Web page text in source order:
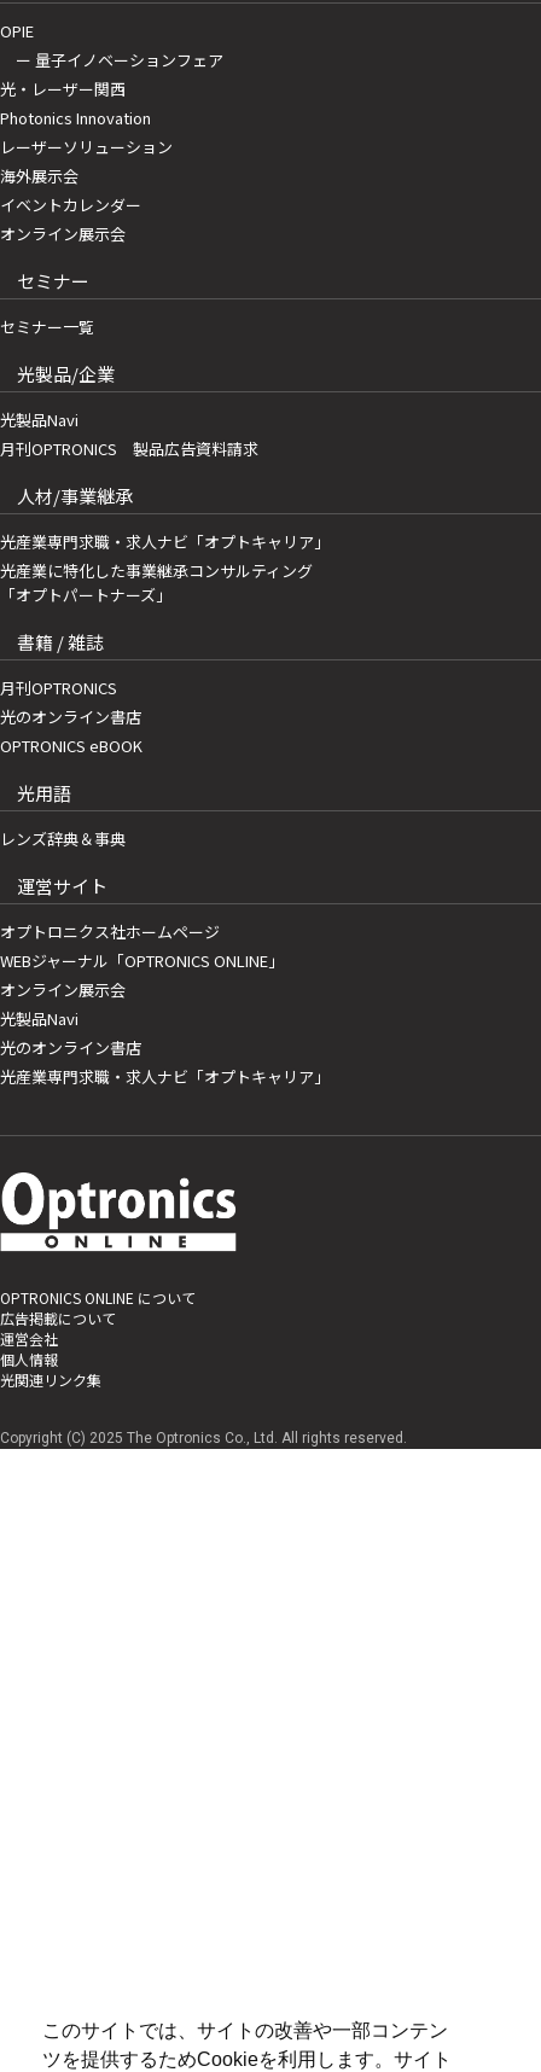
このサイトでは、サイトの改善や一部コンテン
ツを提供するためCookieを利用します。サイト
OPIE
ー 量子イノベーションフェア
光・レーザー関西
Photonics Innovation
レーザーソリューション
海外展示会
イベントカレンダー
オンライン展示会
セミナー
セミナー一覧
光製品/企業
光製品Navi
月刊OPTRONICS 製品広告資料請求
人材/事業継承
光産業専門求職・求人ナビ「オプトキャリア」
光産業に特化した事業継承コンサルティング
「オプトパートナーズ」
書籍 / 雑誌
月刊OPTRONICS
光のオンライン書店
OPTRONICS eBOOK
光用語
レンズ辞典＆事典
運営サイト
オプトロニクス社ホームページ
WEBジャーナル「OPTRONICS ONLINE」
オンライン展示会
光製品Navi
光のオンライン書店
光産業専門求職・求人ナビ「オプトキャリア」
OPTRONICS ONLINE について
広告掲載について
運営会社
個人情報
光関連リンク集
Copyright (C) 2025 The Optronics Co., Ltd. All rights reserved.